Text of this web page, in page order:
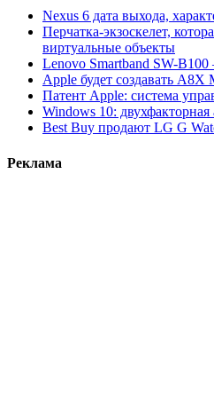
Nexus 6 дата выхода,
Перчатка-экзоскелет,
виртуальные объекты
Lenovo Smartband SW-B100
Apple будет создавать A8X
Патент Apple: система
Windows 10:
Best Buy продают LG G
Реклама